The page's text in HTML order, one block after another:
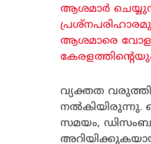
ആശമാർ
ആശമാരെ
വ്യക്തത വരുത്തി
നൽകിയിരുന്നു.
സമയം,